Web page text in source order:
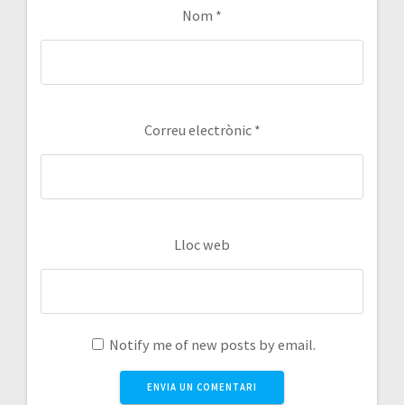
Nom *
Correu electrònic *
Lloc web
Notify me of new posts by email.